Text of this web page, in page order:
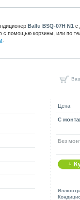
Ballu BSQ-07H N1 с
помощью корзины, или по
Цена
C
Без